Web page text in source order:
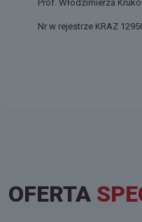
Prof. Włodzimierza
Nr w rejestrze KRAZ
OFERTA